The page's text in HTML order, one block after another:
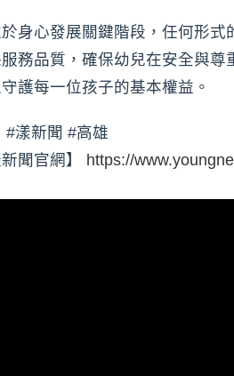
身心發展關鍵階段，任何形
務品質，確保幼兒在安全與
護每一位孩子的基本權益。
#漾新聞 #高雄
聞官網】 https://